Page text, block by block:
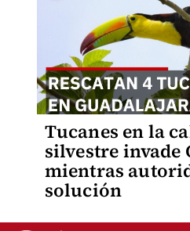
Tucanes en la
silvestre invade
mientras
solución